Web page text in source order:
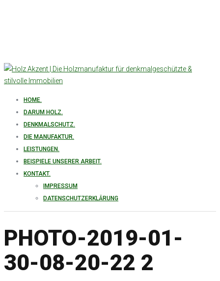
HOME.
DARUM HOLZ.
DENKMALSCHUTZ.
DIE MANUFAKTUR.
LEISTUNGEN.
BEISPIELE UNSERER ARBEIT.
KONTAKT.
IMPRESSUM
DATENSCHUTZERKLÄRUNG
PHOTO-2019-01-
30-08-20-22 2